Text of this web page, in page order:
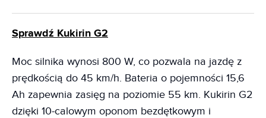
Sprawdź Kukirin G2
Moc silnika wynosi 800 W, co pozwala na jazdę z
prędkością do 45 km/h. Bateria o pojemności 15,6
Ah zapewnia zasięg na poziomie 55 km. Kukirin G2
dzięki 10-calowym oponom bezdętkowym i